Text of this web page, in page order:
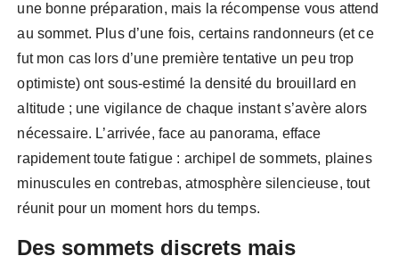
une bonne préparation, mais la récompense vous attend
au sommet. Plus d’une fois, certains randonneurs (et ce
fut mon cas lors d’une première tentative un peu trop
optimiste) ont sous-estimé la densité du brouillard en
altitude ; une vigilance de chaque instant s’avère alors
nécessaire. L’arrivée, face au panorama, efface
rapidement toute fatigue : archipel de sommets, plaines
minuscules en contrebas, atmosphère silencieuse, tout
réunit pour un moment hors du temps.
Des sommets discrets mais